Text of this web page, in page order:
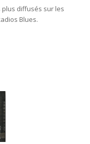
plus diffusés sur les
Blues.